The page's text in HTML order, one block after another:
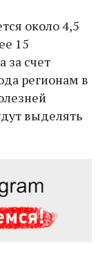
около 4,5
15
за счет
регионам в
выделять